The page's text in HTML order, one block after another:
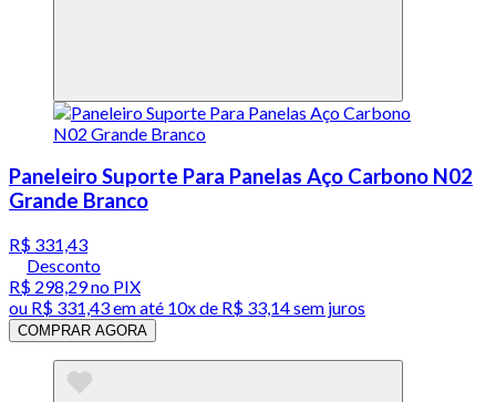
Paneleiro Suporte Para Panelas Aço Carbono N02
Grande Branco
R$ 331,43
Desconto
R$ 298,29no PIX
ou R$ 331,43em até 10x de R$ 33,14 sem juros
COMPRAR AGORA